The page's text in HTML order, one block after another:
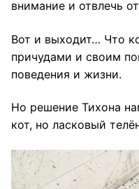
внимание и отвлечь
Вот и выходит… Что
причудами и своим
поведения и жизни.
Но решение Тихона
кот, но ласковый